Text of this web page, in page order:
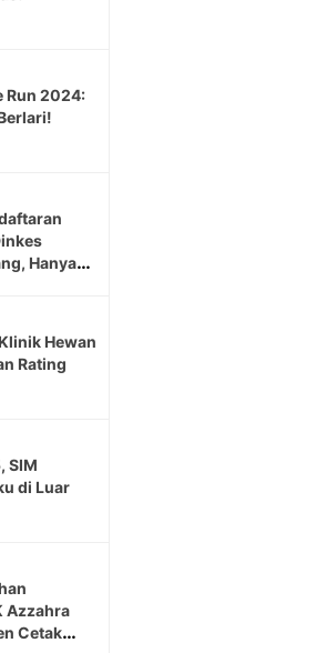
Run 2024:
Hanya
Hewan
Rating
SIM
di Luar
Azzahra
Cetak